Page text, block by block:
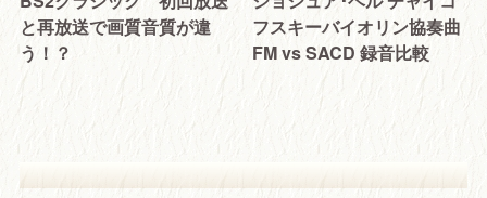
と再放送で画質音質が違
う！？
フスキーバイオリン協奏曲
FM vs SACD 録音比較